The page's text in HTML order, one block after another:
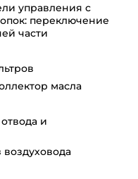
управления с
переключение
части
масла
и